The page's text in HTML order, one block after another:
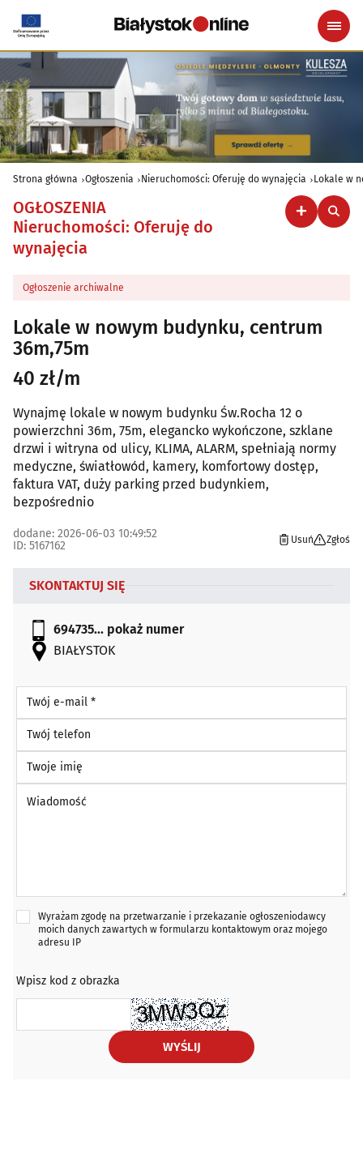
Strona główna Ogłoszenia Nieruchomości: Oferuję do wynajęcia Lokale w
OGŁOSZENIA
Nieruchomości: Oferuję do
wynajęcia
Ogłoszenie archiwalne
Lokale w nowym budynku, centrum
36m,75m
40 zł/m
Wynajmę lokale w nowym budynku Św.Rocha 12 o
powierzchni 36m, 75m, elegancko wykończone, szklane
drzwi i witryna od ulicy, KLIMA, ALARM, spełniają normy
medyczne, światłowód, kamery, komfortowy dostęp,
faktura VAT, duży parking przed budynkiem,
bezpośrednio
dodane: 2026-06-03 10:49:52
ID: 5167162
Usuń Zgłoś
SKONTAKTUJ SIĘ
694735... pokaż numer
BIAŁYSTOK
Twój e-mail *
Twój telefon
Twoje imię
Wyrażam zgodę na przetwarzanie i przekazanie ogłoszeniodawcy
moich danych zawartych w formularzu kontaktowym oraz mojego
adresu IP
Wpisz kod z obrazka
WYŚLIJ